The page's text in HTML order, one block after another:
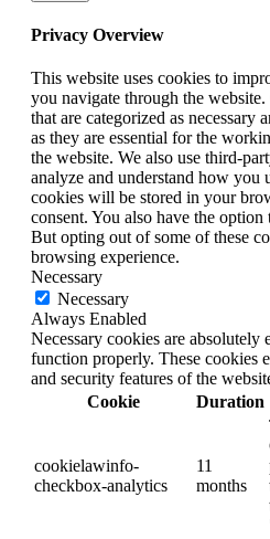
Privacy Overview
This website uses cookies to
you navigate through the
that are categorized as necessary
as they are essential for the
the website. We also use third-
analyze and understand how you
cookies will be stored in your
consent. You also have the
But opting out of some of these
browsing experience.
Necessary
Necessary
Always Enabled
Necessary cookies are absolutely
function properly. These cookies
and security features of the
Cookie
Duration
cookielawinfo-
checkbox-analytics
11
months